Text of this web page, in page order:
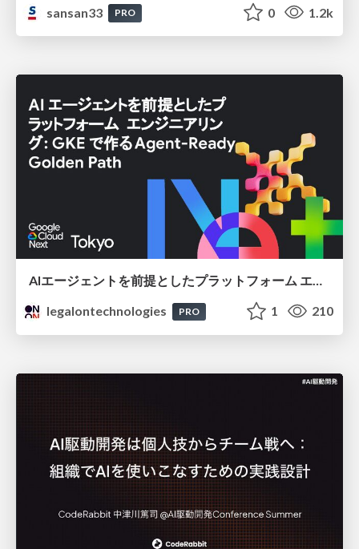
sansan33
PRO 0 1.2k
AIエージェントを前提としたプラットフォーム エンジニアリング：GKEで作るAgent-Ready Golden Path
legalontechnologies
PRO 1 210